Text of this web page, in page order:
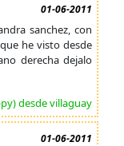
01-06-2011
sanchez, con
he visto desde
derecha dejalo
desde villaguay
01-06-2011